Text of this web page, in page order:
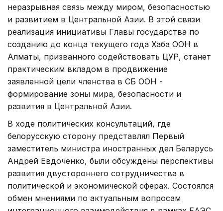
неразрывная связь между миром, безопасностью
и развитием в Центральной Азии. В этой связи
реализация инициативы Главы государства по
созданию до конца текущего года Хаба ООН в
Алматы, призванного содействовать ЦУР, станет
практическим вкладом в продвижение
заявленной цели членства в СБ ООН -
формирование зоны мира, безопасности и
развития в Центральной Азии.
В ходе политических консультаций, где
белорусскую сторону представлял Первый
заместитель министра иностранных дел Беларусь
Андрей Евдоченко, были обсуждены перспективы
развития двустороннего сотрудничества в
политической и экономической сферах. Состоялся
обмен мнениями по актуальным вопросам